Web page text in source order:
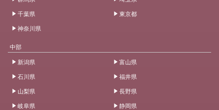
千葉県
東京都
神奈川県
中部
新潟県
富山県
石川県
福井県
山梨県
長野県
岐阜県
静岡県